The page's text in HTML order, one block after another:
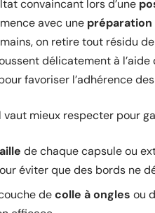
convaincant lors d’une
avec une préparation
on retire tout résidu
délicatement à
favoriser l’adhérence
vaut mieux respecter pour
de chaque capsule ou
éviter que des bords ne
decolle à ongles ou